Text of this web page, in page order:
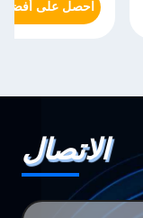
احصل على
الاتصال